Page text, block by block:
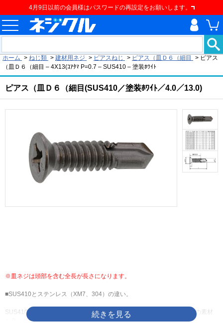
4月9日以前の会員様はパスワードの再設定をお願いします。
ホーム > ねじ類 > 建材用ネジ > ピアスねじ > ピアス（皿Ｄ６（細目 > ピアス
（皿Ｄ６（細目 – 4X13(ｺｱﾀﾏ P=0.7 – SUS410 – 塗装ﾎﾜｲﾄ
ピアス（皿Ｄ６（細目(SUS410／塗装ﾎﾜｲﾄ／4.0／13.0)
※皿ネジは頭部を含む全長が長さになります。
■SUS410とステンレス（XM7、304）の違い。
SUS410は焼入れにより硬化しているので、一般的なドリルねじにはこの素材
が良く使用されています。